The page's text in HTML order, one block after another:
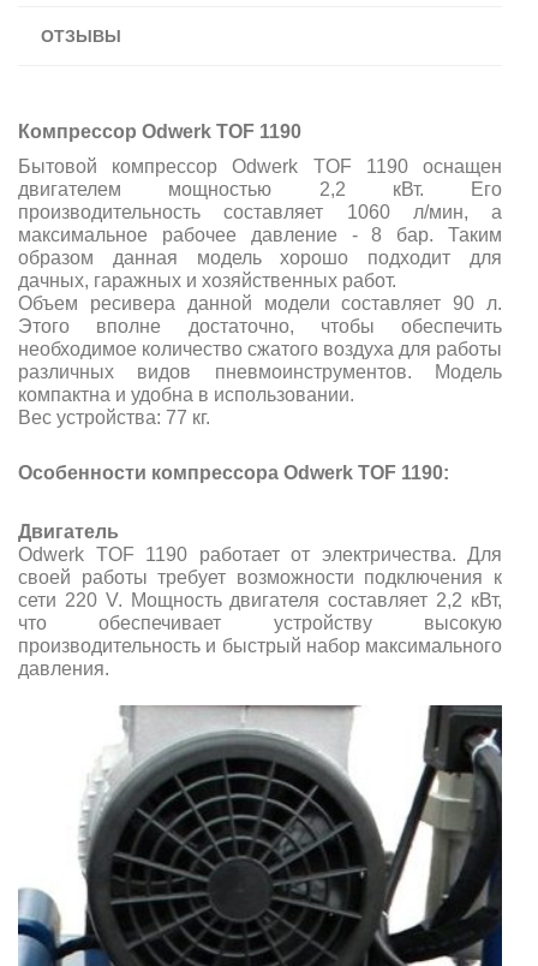
ОТЗЫВЫ
Компрессор Odwerk TOF 1190
Бытовой компрессор Odwerk TOF 1190 оснащен
двигателем мощностью 2,2 кВт. Его
производительность составляет 1060 л/мин, а
максимальное рабочее давление - 8 бар. Таким
образом данная модель хорошо подходит для
дачных, гаражных и хозяйственных работ.
Объем ресивера данной модели составляет 90 л.
Этого вполне достаточно, чтобы обеспечить
необходимое количество сжатого воздуха для работы
различных видов пневмоинструментов. Модель
компактна и удобна в использовании.
Вес устройства: 77 кг.
Особенности компрессора Odwerk TOF 1190:
Двигатель
Odwerk TOF 1190 работает от электричества. Для
своей работы требует возможности подключения к
сети 220 V. Мощность двигателя составляет 2,2 кВт,
что обеспечивает устройству высокую
производительность и быстрый набор максимального
давления.